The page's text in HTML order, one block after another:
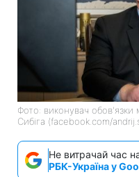
Фото: виконувач обов'язки
Сибіга (facebook.com/
Не витрачай час
РБК-Україна у